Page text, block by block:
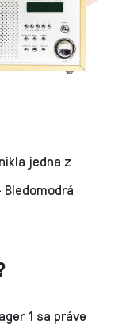
jedna z
1 sa práve